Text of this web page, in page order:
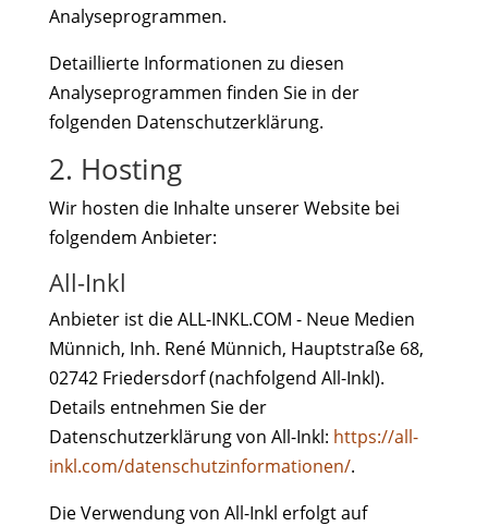
Analyseprogrammen.
Detaillierte Informationen zu diesen
Analyseprogrammen finden Sie in der
folgenden Datenschutzerklärung.
2. Hosting
Wir hosten die Inhalte unserer Website bei
folgendem Anbieter:
All-Inkl
Anbieter ist die ALL-INKL.COM - Neue Medien
Münnich, Inh. René Münnich, Hauptstraße 68,
02742 Friedersdorf (nachfolgend All-Inkl).
Details entnehmen Sie der
Datenschutzerklärung von All-Inkl: https://all-
inkl.com/datenschutzinformationen/.
Die Verwendung von All-Inkl erfolgt auf